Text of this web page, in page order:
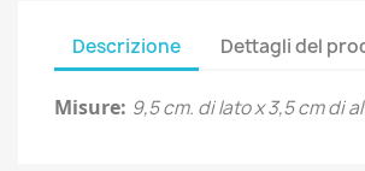
Descrizione Dettagli del
Misure: 9,5 cm. di lato x 3,5 cm di